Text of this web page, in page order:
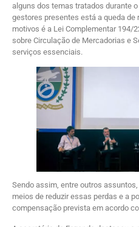
alguns dos temas tratados durante
gestores presentes está a queda
motivos é a Lei Complementar 194/
sobre Circulação de Mercadorias e
serviços essenciais.
Sendo assim, entre outros
meios de reduzir essas perdas e a
compensação prevista em acordo